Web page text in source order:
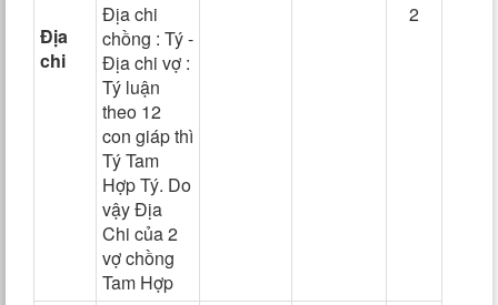
Địa
chi
Địa chi
chồng : Tý -
Địa chi vợ :
Tý luận
theo 12
con giáp thì
Tý Tam
Hợp Tý. Do
vậy Địa
Chi của 2
vợ chồng
Tam Hợp
2